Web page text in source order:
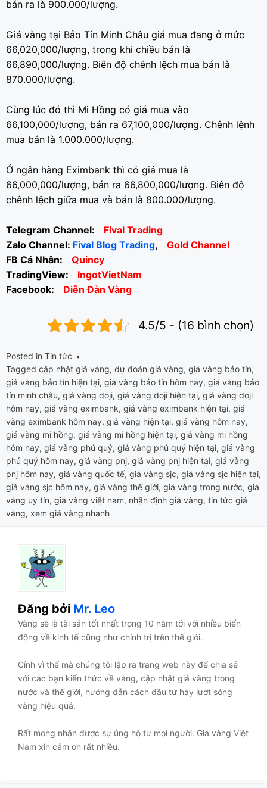
bán ra là 900.000/lượng.
Giá vàng tại Bảo Tín Minh Châu giá mua đang ở mức
66,020,000/lượng, trong khi chiều bán là
66,890,000/lượng. Biên độ chênh lệch mua bán là
870.000/lượng.
Cùng lúc đó thì Mi Hồng có giá mua vào
66,100,000/lượng, bán ra 67,100,000/lượng. Chênh lệnh
mua bán là 1.000.000/lượng.
Ở ngân hàng Eximbank thì có giá mua là
66,000,000/lượng, bán ra 66,800,000/lượng. Biên độ
chênh lệch giữa mua và bán là 800.000/lượng.
Telegram Channel:
Fival Trading
Zalo Channel: Fival Blog Trading,
Gold Channel
FB Cá Nhân:
Quincy
TradingView:
IngotVietNam
Facebook:
Diễn Đàn Vàng
4.5/5 - (16 bình chọn)
Posted in Tin tức
Tagged cập nhật giá vàng, dự đoán giá vàng, giá vàng bảo tín,
giá vàng bảo tín hiện tại, giá vàng bảo tín hôm nay, giá vàng bảo
tín minh châu, giá vàng doji, giá vàng doji hiện tại, giá vàng doji
hôm nay, giá vàng eximbank, giá vàng eximbank hiện tại, giá
vàng eximbank hôm nay, giá vàng hiện tại, giá vàng hôm nay,
giá vàng mi hồng, giá vàng mi hồng hiện tại, giá vàng mi hồng
hôm nay, giá vàng phú quý, giá vàng phú quý hiện tại, giá vàng
phú quý hôm nay, giá vàng pnj, giá vàng pnj hiện tại, giá vàng
pnj hôm nay, giá vàng quốc tế, giá vàng sjc, giá vàng sjc hiện tại,
giá vàng sjc hôm nay, giá vàng thế giới, giá vàng trong nước, giá
vàng uy tín, giá vàng việt nam, nhận định giá vàng, tin tức giá
vàng, xem giá vàng nhanh
Đăng bởi Mr. Leo
Vàng sẽ là tài sản tốt nhất trong 10 năm tới với nhiều biến
động về kinh tế cũng như chính trị trên thế giới.
Cính vì thế mà chúng tôi lập ra trang web này để chia sẻ
với các bạn kiến thức về vàng, cập nhật giá vàng trong
nước và thế giới, hướng dẫn cách đầu tư hay lướt sóng
vàng hiệu quả.
Rất mong nhận được sự ủng hộ từ mọi người. Giá vàng Việt
Nam xin cảm ơn rất nhiều.